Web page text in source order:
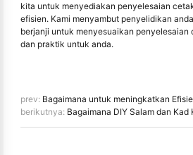
kita untuk menyediakan penyelesaian
efisien. Kami menyambut penyelidikan
berjanji untuk menyesuaikan
dan praktik untuk anda.
prev: Bagaimana untuk meningkatkan Efisiensi Cetakan
berikutnya: Bagaimana DIY Salam dan Kad Krismas